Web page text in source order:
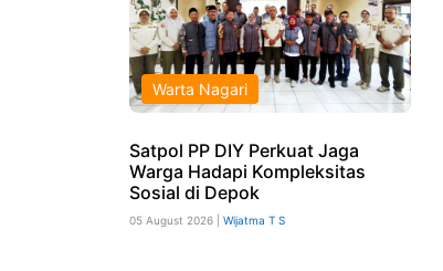
Warta Nagari
Satpol PP DIY Perkuat Jaga
Warga Hadapi Kompleksitas
Sosial di Depok
05 August 2026 | Wijatma T S